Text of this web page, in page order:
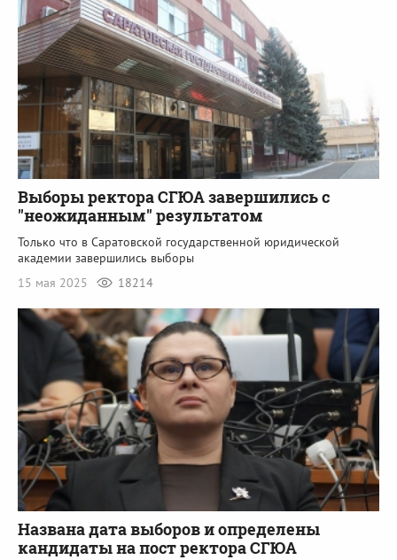
Выборы ректора СГЮА завершились с
"неожиданным" результатом
Только что в Саратовской государственной юридической
академии завершились выборы
15 мая 2025
18214
Названа дата выборов и определены
кандидаты на пост ректора СГЮА